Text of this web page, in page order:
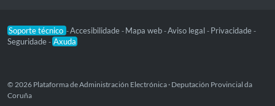
Soporte técnico -Accesibilidade - Mapa web -Aviso legal - Privacidade -
Seguridade - Axuda
© 2026 Plataforma de Administración Electrónica · Deputación Provincial da
Coruña